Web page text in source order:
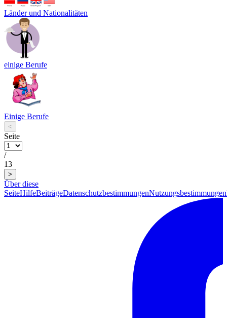
Länder und Nationalitäten
einige Berufe
Einige Berufe
<
Seite
/
13
>
Über diese
SeiteHilfeBeiträgeDatenschutzbestimmungenNutzungsbestimmungen